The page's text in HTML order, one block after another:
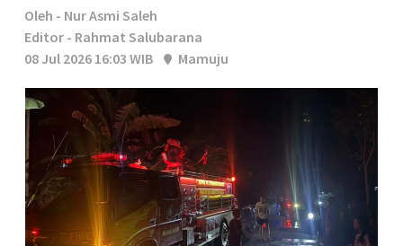
Oleh - Nur Asmi Saleh
Editor - Rahmat Salubarana
08 Jul 2026 16:03 WIB
Mamuju